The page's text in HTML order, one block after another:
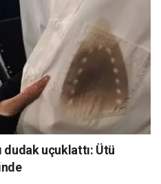
dudak uçuklattı: Ütü